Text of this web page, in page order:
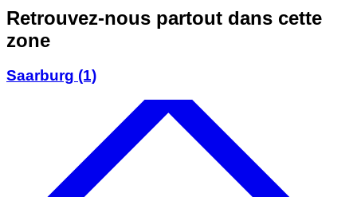
Retrouvez-nous partout dans cette
zone
Saarburg (1)